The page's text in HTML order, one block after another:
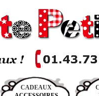
CADEAUX